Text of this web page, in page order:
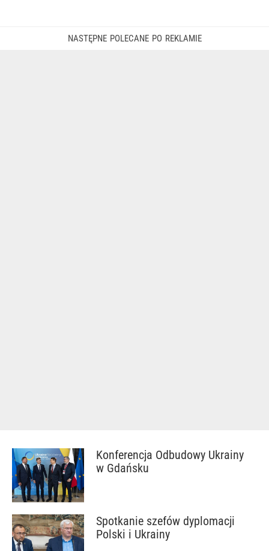
Konferencja Odbudowy Ukrainy
w Gdańsku
Spotkanie szefów dyplomacji
Polski i Ukrainy